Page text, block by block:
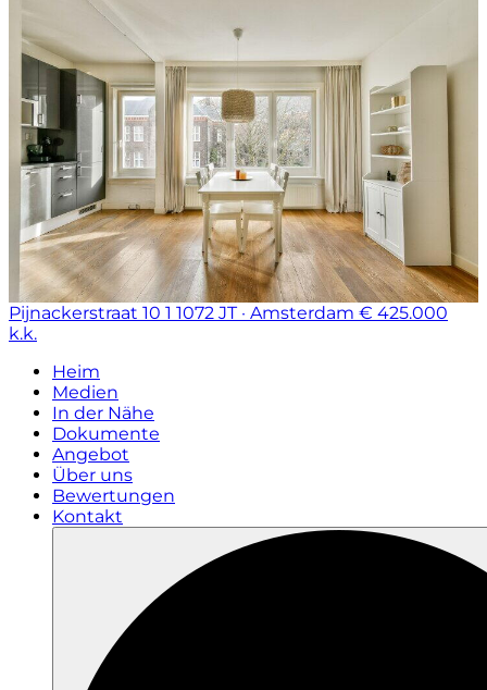
Pijnackerstraat 10 1 1072 JT · Amsterdam € 425.000
k.k.
Heim
Medien
In der Nähe
Dokumente
Angebot
Über uns
Bewertungen
Kontakt